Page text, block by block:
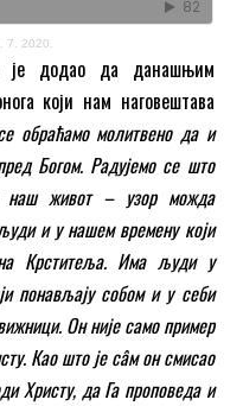
7. 2020.
је додао да данашњим
који нам наговештава
обраћамо молитвено да и
Богом. Радујемо се што
наш живот – узор можда
и у нашем времену који
Крститеља. Има људи у
понављају собом и у себи
Он није само пример
Као што је сâм он смисао
Христу, да Га проповеда и